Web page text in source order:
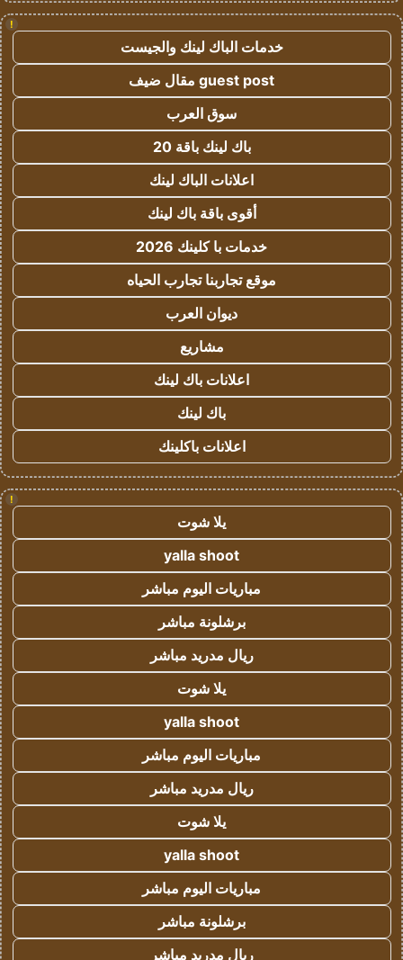
!
خدمات الباك لينك والجيست
guest post مقال ضيف
سوق العرب
باك لينك باقة 20
اعلانات الباك لينك
أقوى باقة باك لينك
خدمات با كلينك 2026
موقع تجاربنا تجارب الحياه
ديوان العرب
مشاريع
اعلانات باك لينك
باك لينك
اعلانات باكلينك
!
يلا شوت
yalla shoot
مباريات اليوم مباشر
برشلونة مباشر
ريال مدريد مباشر
يلا شوت
yalla shoot
مباريات اليوم مباشر
ريال مدريد مباشر
يلا شوت
yalla shoot
مباريات اليوم مباشر
برشلونة مباشر
ريال مدريد مباشر